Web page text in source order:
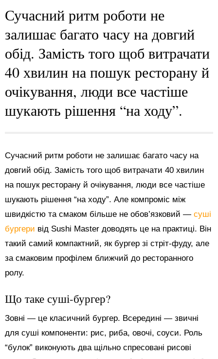
Сучасний ритм роботи не
залишає багато часу на довгий
обід. Замість того щоб витрачати
40 хвилин на пошук ресторану й
очікування, люди все частіше
шукають рішення “на ходу”.
Сучасний ритм роботи не залишає багато часу на
довгий обід. Замість того щоб витрачати 40 хвилин
на пошук ресторану й очікування, люди все частіше
шукають рішення “на ходу”. Але компроміс між
швидкістю та смаком більше не обов’язковий — суші
бургери від Sushi Master доводять це на практиці. Він
такий самий компактний, як бургер зі стріт-фуду, але
за смаковим профілем ближчий до ресторанного
ролу.
Що таке суші-бургер?
Зовні — це класичний бургер. Всередині — звичні
для суші компоненти: рис, риба, овочі, соуси. Роль
“булок” виконують два щільно спресовані рисові